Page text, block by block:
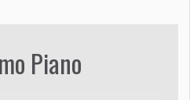
Piano